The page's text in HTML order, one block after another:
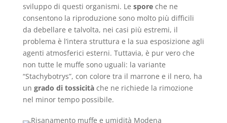
sviluppo di questi organismi. Le sporeche ne
consentono la riproduzione sono molto più difficili
da debellare e talvolta, nei casi più estremi, il
problema è l’intera struttura e la sua esposizione agli
agenti atmosferici esterni. Tuttavia, è pur vero che
non tutte le muffe sono uguali: la variante
“Stachybotrys”, con colore tra il marrone e il nero, ha
un grado di tossicitàche ne richiede la rimozione
nel minor tempo possibile.